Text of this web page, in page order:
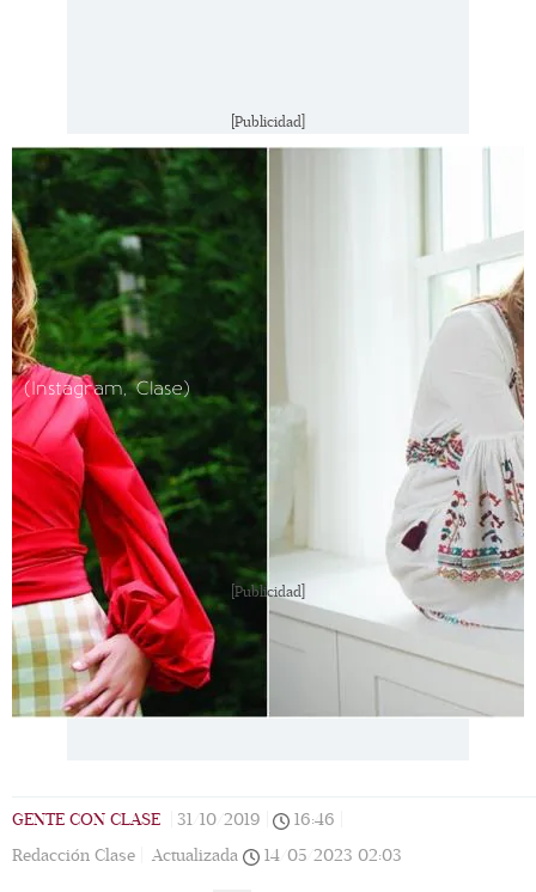
[Publicidad]
(Instagram, Clase)
[Publicidad]
GENTE CON CLASE 31/10/2019 16:46
Redacción Clase |
Actualizada 14/05/2023 02:03